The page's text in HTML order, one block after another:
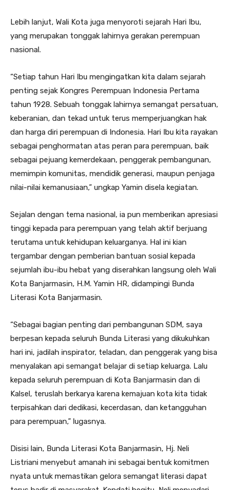
Lebih lanjut, Wali Kota juga menyoroti sejarah Hari Ibu,
yang merupakan tonggak lahirnya gerakan perempuan
nasional.
“Setiap tahun Hari Ibu mengingatkan kita dalam sejarah
penting sejak Kongres Perempuan Indonesia Pertama
tahun 1928. Sebuah tonggak lahirnya semangat persatuan,
keberanian, dan tekad untuk terus memperjuangkan hak
dan harga diri perempuan di Indonesia. Hari Ibu kita rayakan
sebagai penghormatan atas peran para perempuan, baik
sebagai pejuang kemerdekaan, penggerak pembangunan,
memimpin komunitas, mendidik generasi, maupun penjaga
nilai-nilai kemanusiaan,” ungkap Yamin disela kegiatan.
Sejalan dengan tema nasional, ia pun memberikan apresiasi
tinggi kepada para perempuan yang telah aktif berjuang
terutama untuk kehidupan keluarganya. Hal ini kian
tergambar dengan pemberian bantuan sosial kepada
sejumlah ibu-ibu hebat yang diserahkan langsung oleh Wali
Kota Banjarmasin, H.M. Yamin HR, didampingi Bunda
Literasi Kota Banjarmasin.
“Sebagai bagian penting dari pembangunan SDM, saya
berpesan kepada seluruh Bunda Literasi yang dikukuhkan
hari ini, jadilah inspirator, teladan, dan penggerak yang bisa
menyalakan api semangat belajar di setiap keluarga. Lalu
kepada seluruh perempuan di Kota Banjarmasin dan di
Kalsel, teruslah berkarya karena kemajuan kota kita tidak
terpisahkan dari dedikasi, kecerdasan, dan ketangguhan
para perempuan,” lugasnya.
Disisi lain, Bunda Literasi Kota Banjarmasin, Hj. Neli
Listriani menyebut amanah ini sebagai bentuk komitmen
nyata untuk memastikan gelora semangat literasi dapat